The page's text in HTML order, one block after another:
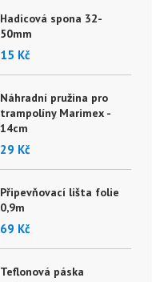
Hadicová spona 32-
50mm
15 Kč
Náhradní pružina pro
trampolíny Marimex -
14cm
29 Kč
Připevňovací lišta folie
0,9m
69 Kč
Teflonová páska